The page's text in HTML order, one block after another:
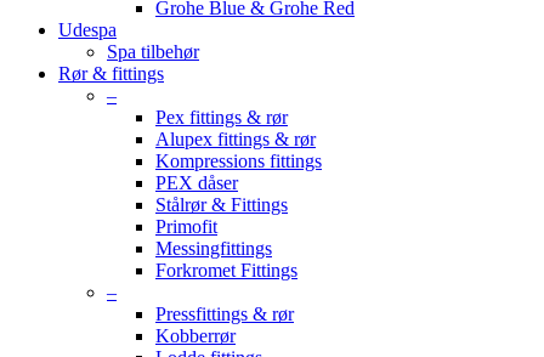
Grohe Blue & Grohe Red
Udespa
Spa tilbehør
Rør & fittings
–
Pex fittings & rør
Alupex fittings & rør
Kompressions fittings
PEX dåser
Stålrør & Fittings
Primofit
Messingfittings
Forkromet Fittings
–
Pressfittings & rør
Kobberrør